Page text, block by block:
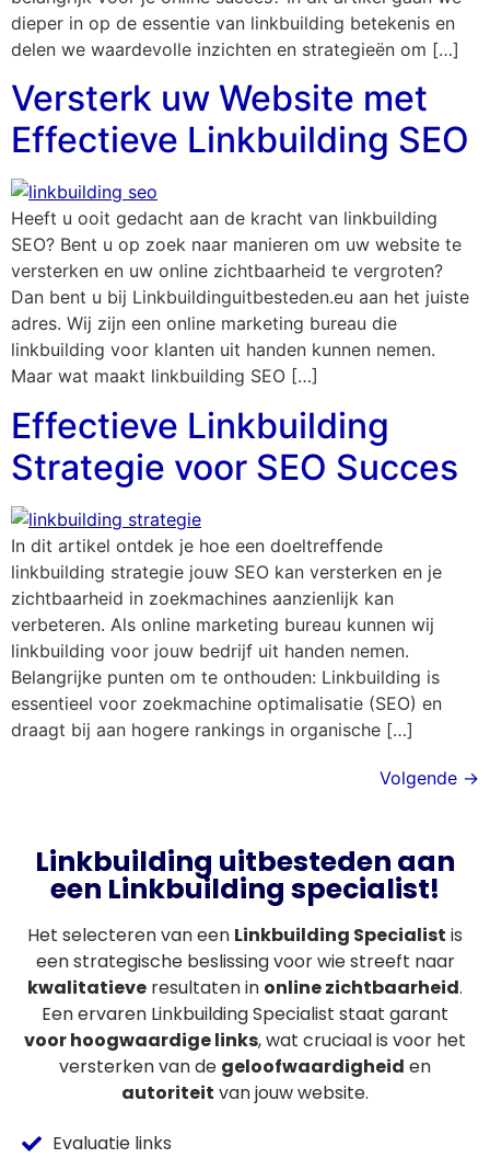
dieper in op de essentie van linkbuilding betekenis en
delen we waardevolle inzichten en strategieën om […]
Versterk uw Website met
Effectieve Linkbuilding SEO
Heeft u ooit gedacht aan de kracht van linkbuilding
SEO? Bent u op zoek naar manieren om uw website te
versterken en uw online zichtbaarheid te vergroten?
Dan bent u bij Linkbuildinguitbesteden.eu aan het juiste
adres. Wij zijn een online marketing bureau die
linkbuilding voor klanten uit handen kunnen nemen.
Maar wat maakt linkbuilding SEO […]
Effectieve Linkbuilding
Strategie voor SEO Succes
In dit artikel ontdek je hoe een doeltreffende
linkbuilding strategie jouw SEO kan versterken en je
zichtbaarheid in zoekmachines aanzienlijk kan
verbeteren. Als online marketing bureau kunnen wij
linkbuilding voor jouw bedrijf uit handen nemen.
Belangrijke punten om te onthouden: Linkbuilding is
essentieel voor zoekmachine optimalisatie (SEO) en
draagt bij aan hogere rankings in organische […]
Volgende →
Linkbuilding uitbesteden aan
een Linkbuilding specialist!
Het selecteren van een Linkbuilding Specialist is
een strategische beslissing voor wie streeft naar
kwalitatieve resultaten in online zichtbaarheid.
Een ervaren Linkbuilding Specialist staat garant
voor hoogwaardige links, wat cruciaal is voor het
versterken van de geloofwaardigheid en
autoriteit van jouw website.
Evaluatie links